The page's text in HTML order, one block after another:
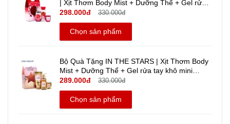
| Xịt Thơm Body Mist + Dưỡng Thể + Gel rửa
tay khô mini travel size - Bath And Body Works
| Chính hãng Mỹ
298.000đ 330.000đ
Chọn sản phẩm
Bộ Quà Tặng IN THE STARS | Xịt Thơm Body
Mist + Dưỡng Thể + Gel rửa tay khô mini
Travel size | Bath And Body Works | Chính
hãng Mỹ
289.000đ 330.000đ
Chọn sản phẩm